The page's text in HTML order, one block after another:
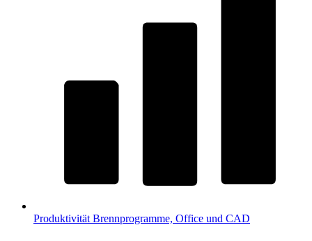
Produktivität Brennprogramme, Office und CAD